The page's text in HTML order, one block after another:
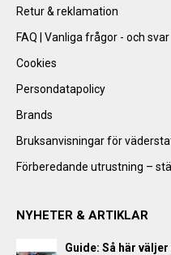
Retur & reklamation
FAQ | Vanliga frågor - och svar
Cookies
Persondatapolicy
Brands
Bruksanvisningar för
Förberedande utrustning –
NYHETER & ARTIKLAR
Guide: Så här